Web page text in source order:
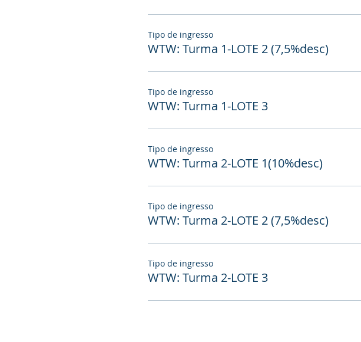
Tipo de ingresso
WTW: Turma 1-LOTE 2 (7,5%desc)
Tipo de ingresso
WTW: Turma 1-LOTE 3
Tipo de ingresso
WTW: Turma 2-LOTE 1(10%desc)
Tipo de ingresso
WTW: Turma 2-LOTE 2 (7,5%desc)
Tipo de ingresso
WTW: Turma 2-LOTE 3